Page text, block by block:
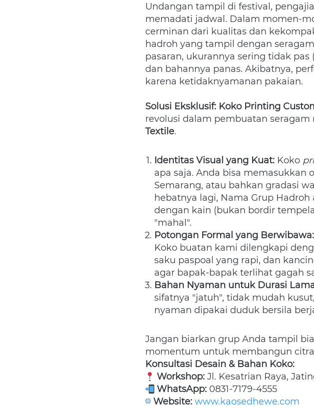
Undangan tampil di festival,
memadati jadwal. Dalam momen-
cerminan dari kualitas dan
hadroh yang tampil dengan
pasaran, ukurannya sering tidak
dan bahannya panas. Akibatnya,
karena ketidaknyamanan pakaian.
Solusi Eksklusif: Koko Printing
revolusi dalam pembuatan
Textile.
Identitas Visual yang Kuat: Koko
apa saja. Anda bisa
Semarang, atau bahkan gradasi
hebatnya lagi, Nama Grup
dengan kain (bukan bordir
"mahal".
Potongan Formal yang Berwibawa:
Koko buatan kami dilengkapi
saku paspoal yang rapi, dan
agar bapak-bapak terlihat gagah
Bahan Nyaman untuk Durasi
sifatnya "jatuh", tidak mudah
nyaman dipakai duduk bersila
Jangan biarkan grup Anda tampil
momentum untuk membangun
Konsultasi Desain & Bahan Koko:
Workshop: Jl. Kesatrian Raya,
WhatsApp: 0831-7179-4555
Website: www.kaosedhewe.com